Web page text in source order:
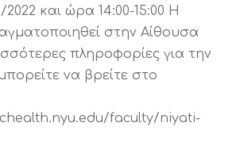
2022 και ώρα 14:00-15:00 Η
στην Αίθουσα
πληροφορίες για την
να βρείτε στο
faculty/niyati-